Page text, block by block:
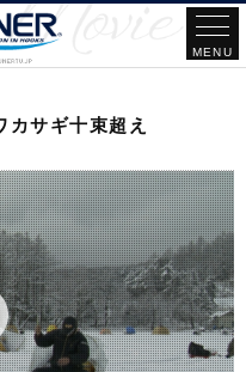
サギ十束超え